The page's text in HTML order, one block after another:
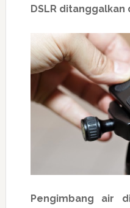
DSLR
Pengimbang air